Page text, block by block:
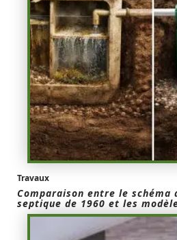
Travaux
Comparaison entre le schéma
septique de 1960 et les